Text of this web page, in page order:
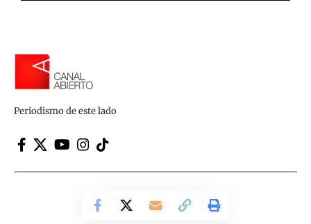
Periodismo de este lado
Canal Abierto | Periodismo de este lado